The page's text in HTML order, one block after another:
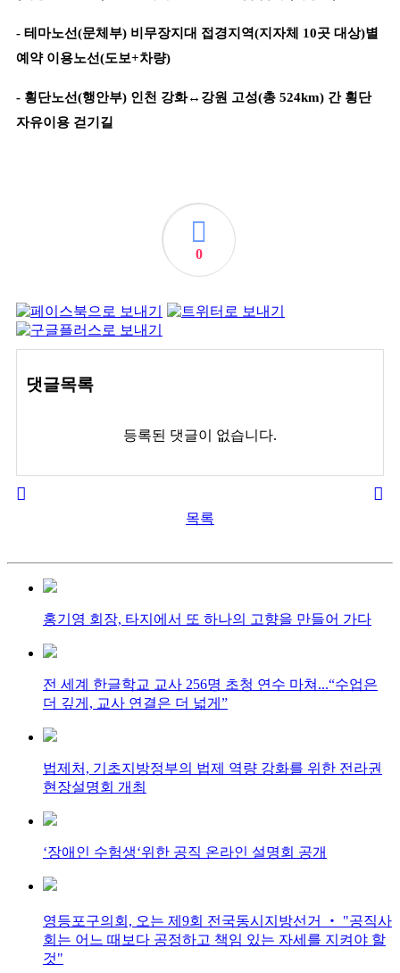
- 테마노선(문체부) 비무장지대 접경지역(지자체 10곳 대상)별
예약 이용노선(도보+차량)
- 횡단노선(행안부) 인천 강화↔ 강원 고성(총 524km) 간 횡단
자유이용 걷기길
0
댓글목록
등록된 댓글이 없습니다.
목록
홍기영 회장, 타지에서 또 하나의 고향을 만들어 가다
전 세계 한글학교 교사 256명 초청 연수 마쳐...“수업은
더 깊게, 교사 연결은 더 넓게”
법제처, 기초지방정부의 법제 역량 강화를 위한 전라권
현장설명회 개최
‘장애인 수험생‘위한 공직 온라인 설명회 공개
영등포구의회, 오는 제9회 전국동시지방선거 ‧ "공직사
회는 어느 때보다 공정하고 책임 있는 자세를 지켜야 할
것"